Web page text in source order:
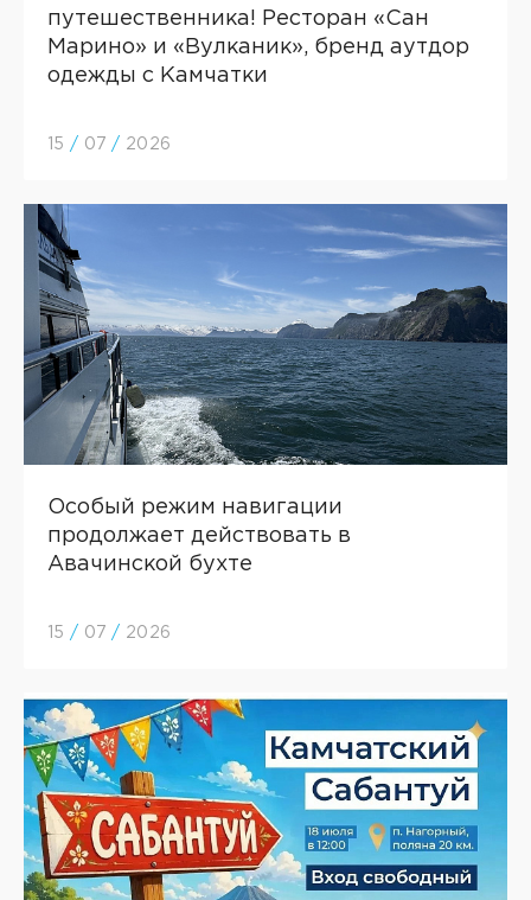
путешественника! Ресторан «Сан
Марино» и «Вулканик», бренд аутдор
одежды с Камчатки
15 / 07 / 2026
Особый режим навигации
продолжает действовать в
Авачинской бухте
15 / 07 / 2026